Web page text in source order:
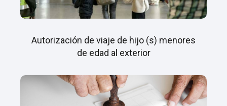
Autorización de viaje de hijo (s) menores
de edad al exterior